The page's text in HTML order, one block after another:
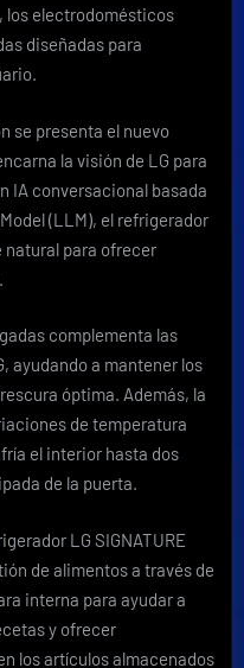
los electrodomésticos
diseñadas para
se presenta el nuevo
la visión de LG para
IA conversacional basada
(LLM), el refrigerador
para ofrecer
complementa las
ayudando a mantener los
óptima. Además, la
de temperatura
el interior hasta dos
de la puerta.
LG SIGNATURE
de alimentos a través de
interna para ayudar a
y ofrecer
los artículos almacenados